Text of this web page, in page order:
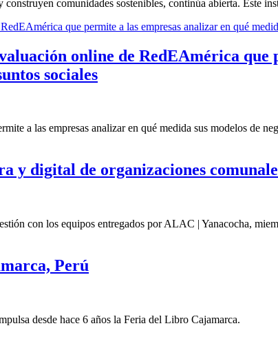
comunidades sostenibles, continúa abierta. Este
online de RedEAmérica que
sociales
a las empresas analizar en qué medida sus modelos de
y digital de organizaciones
con los equipos entregados por ALAC | Yanacocha,
Perú
desde hace 6 años la Feria del Libro Cajamarca.